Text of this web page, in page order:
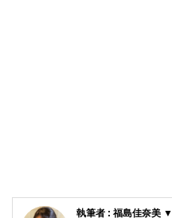
執筆者 : 福島佳奈美 ▼